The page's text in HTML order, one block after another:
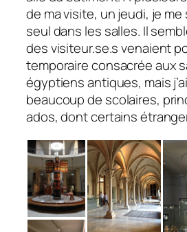
de ma visite, un jeudi, je
seul dans les salles. Il
des visiteur.se.s venaient
temporaire consacrée aux
égyptiens antiques, mais
beaucoup de scolaires,
ados, dont certains